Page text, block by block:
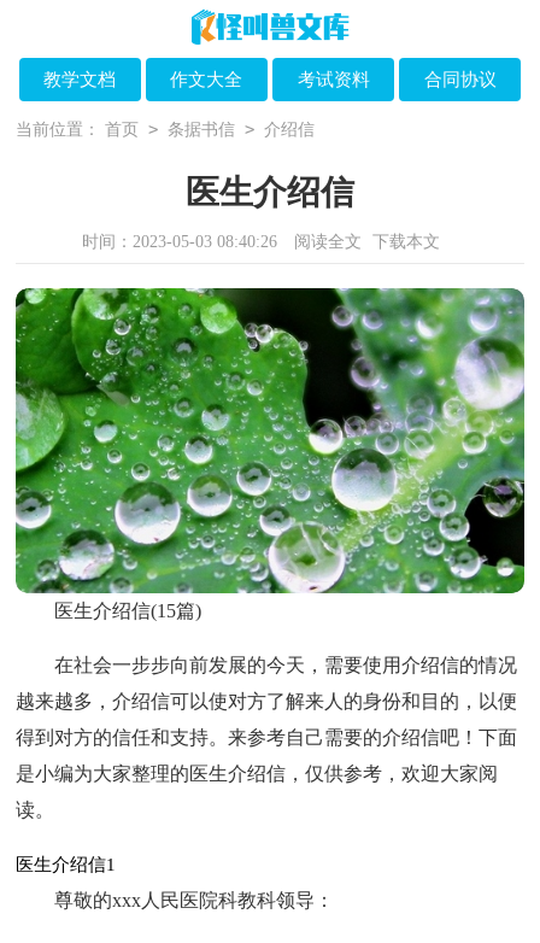
教学文档 作文大全 考试资料 合同协议
当前位置： 首页 > 条据书信 > 介绍信
医生介绍信
时间：2023-05-03 08:40:26 阅读全文 下载本文
医生介绍信(15篇)
在社会一步步向前发展的今天，需要使用介绍信的情况
越来越多，介绍信可以使对方了解来人的身份和目的，以便
得到对方的信任和支持。来参考自己需要的介绍信吧！下面
是小编为大家整理的医生介绍信，仅供参考，欢迎大家阅
读。
医生介绍信1
尊敬的xxx人民医院科教科领导：